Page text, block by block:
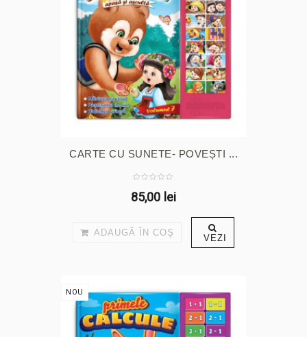
CARTE CU SUNETE- POVEȘTI ...
85,00 lei
ADAUGĂ ÎN COŞ VEZI
NOU